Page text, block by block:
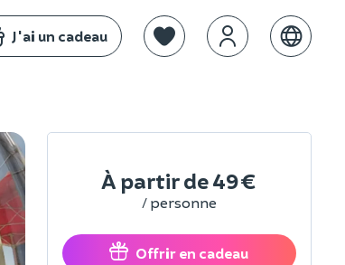
J'ai un cadeau
À partir de49 €
/ personne
Offrir en cadeau